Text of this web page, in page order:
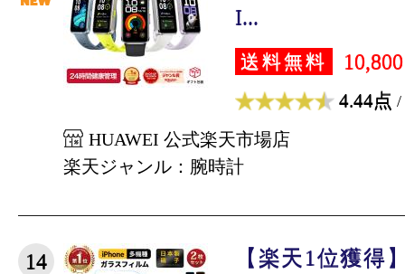
I...
送料無料
4.44点 /
HUAWEI 公式楽天市場店
楽天ジャンル：腕時計
14
【楽天1位獲得